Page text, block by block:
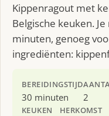
Kippenragout met
Belgische keuken.
minuten, genoeg
ingrediënten:
BEREIDINGSTIJD
30 minuten 2
KEUKEN HERKOMST